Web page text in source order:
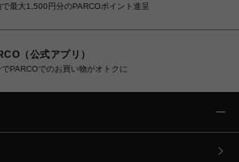
最大1,500円分のPARCOポイント進呈
（公式アプリ）
PARCOでのお買い物がオトクに